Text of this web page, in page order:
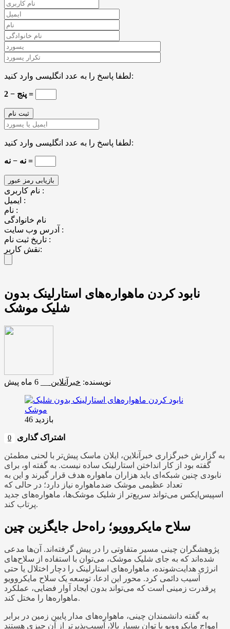
لطفا پاسخ را به عدد انگلیسی وارد کنید:
پنج − 2 =
لطفا پاسخ را به عدد انگلیسی وارد کنید:
نه − نه =
نام کاربری :
ایمیل :
نام :
نام خانوادگی
آدرس وب سایت :
تاریخ ثبت نام :
نقش کاربر:
نابود کردن ماهواره‌های استارلینک بدون
شلیک موشک
نویسنده: خبرآنلاین 6 ماه پیش
بازدید 46
اشتراک گذاری 0
به گزارش خبرگزاری خبرآنلاین، ایلان ماسک پیش‌تر با لحنی مطمئن
گفته بود از کار انداختن استارلینک ساده نیست. به گفته او، برای
نابودی چنین شبکه‌ای باید هزاران ماهواره هدف قرار گیرند و این به
تعداد عظیمی موشک ضدماهواره نیاز دارد؛ در حالی که
اسپیس‌ایکس می‌تواند سریع‌تر از شلیک موشک‌ها، ماهواره‌های جدید
پرتاب کند.
سلاح مایکروویو؛ راه‌حل جایگزین چین
پژوهشگران چینی مسیر متفاوتی را در پیش گرفته‌اند. آن‌ها مدعی
شده‌اند که به جای شلیک موشک، می‌توان با استفاده از سلاح‌های
انرژی هدایت‌شونده، ماهواره‌های استارلینک را دچار اختلال یا حتی
آسیب دائمی کرد. محور این ادعا، توسعه یک سلاح مایکروویو
پرقدرت زمینی است که می‌تواند بدون ایجاد آوار فضایی، عملکرد
ماهواره‌ها را مختل کند.
به گفته دانشمندان چینی، ماهواره‌های مدار پایین زمین در برابر
امواج مایکروویو با توان بسیار بالا، آسیب‌پذیرتر از آن چیزی هستند